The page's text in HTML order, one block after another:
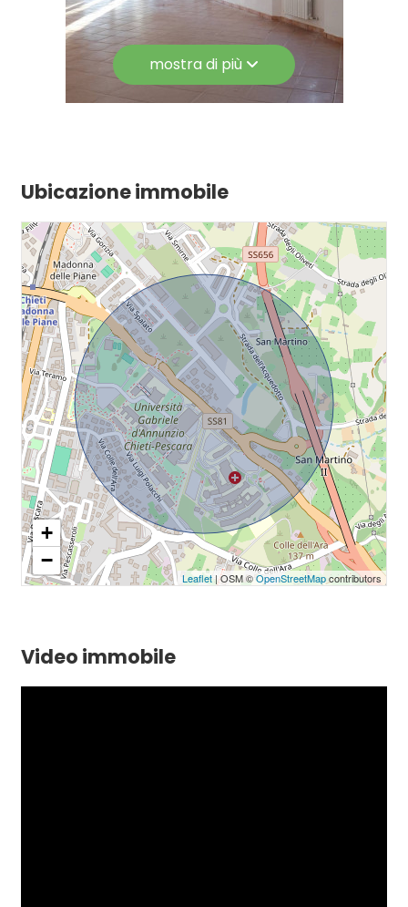
mostra di più
Ubicazione immobile
+
−
Leaflet| OSM ©OpenStreetMapcontributors
Video immobile